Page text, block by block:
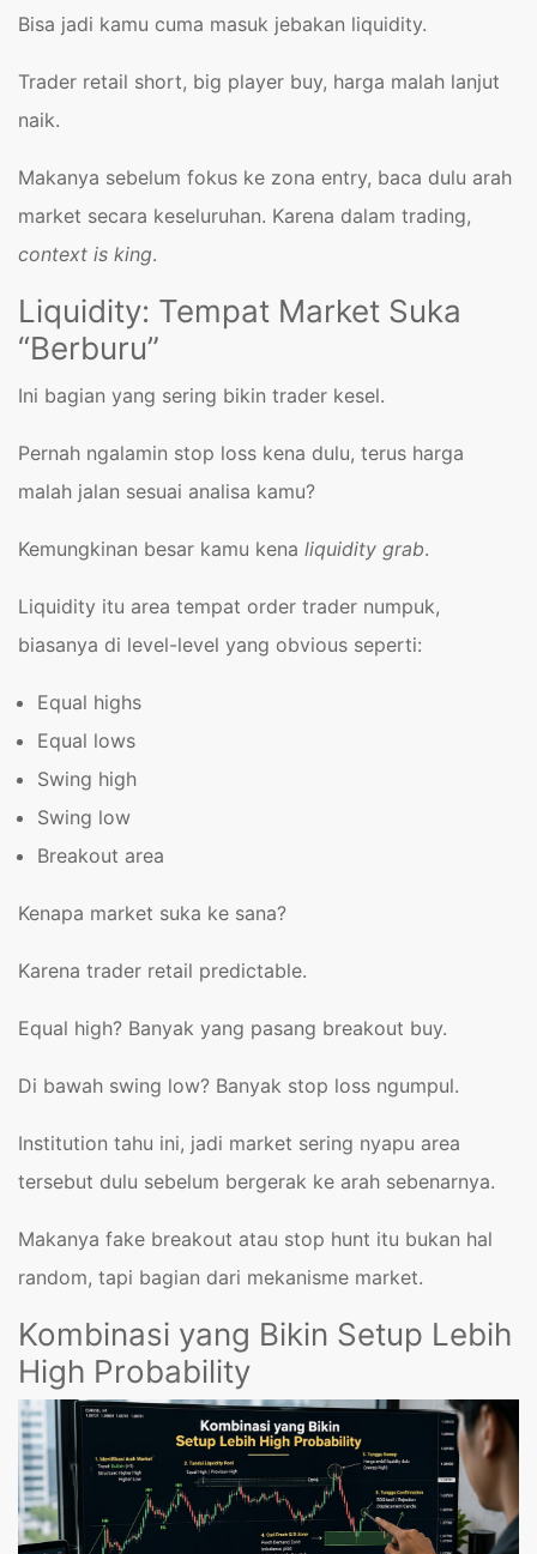
Bisa jadi kamu cuma masuk jebakan liquidity.
Trader retail short, big player buy, harga malah lanjut
naik.
Makanya sebelum fokus ke zona entry, baca dulu arah
market secara keseluruhan. Karena dalam trading,
context is king.
Liquidity: Tempat Market Suka
“Berburu”
Ini bagian yang sering bikin trader kesel.
Pernah ngalamin stop loss kena dulu, terus harga
malah jalan sesuai analisa kamu?
Kemungkinan besar kamu kena liquidity grab.
Liquidity itu area tempat order trader numpuk,
biasanya di level-level yang obvious seperti:
Equal highs
Equal lows
Swing high
Swing low
Breakout area
Kenapa market suka ke sana?
Karena trader retail predictable.
Equal high? Banyak yang pasang breakout buy.
Di bawah swing low? Banyak stop loss ngumpul.
Institution tahu ini, jadi market sering nyapu area
tersebut dulu sebelum bergerak ke arah sebenarnya.
Makanya fake breakout atau stop hunt itu bukan hal
random, tapi bagian dari mekanisme market.
Kombinasi yang Bikin Setup Lebih
High Probability